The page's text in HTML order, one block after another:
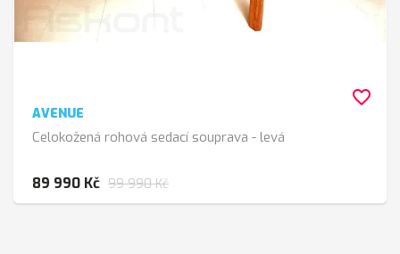
AVENUE
Celokožená rohová sedací souprava - levá
89 990 Kč 99 990 Kč
favorite_border